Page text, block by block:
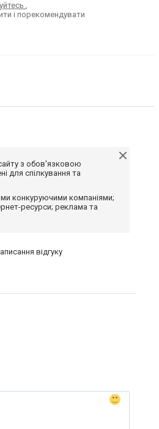
,
і порекомендувати
з обов'язковою
для спілкування та
конкуруючими компаніями;
ресурси; реклама та
відгуку